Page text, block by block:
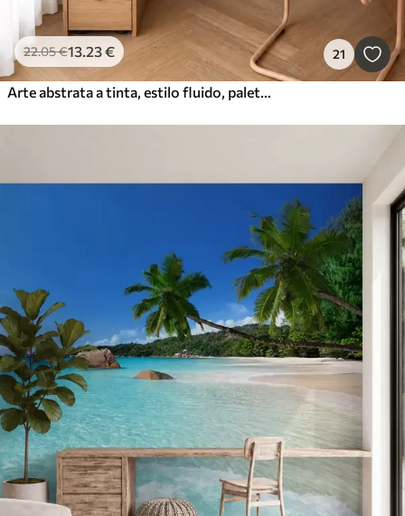
22.05€13.23€ 21
Arte abstrata a tinta, estilo fluido, paleta de cores bege